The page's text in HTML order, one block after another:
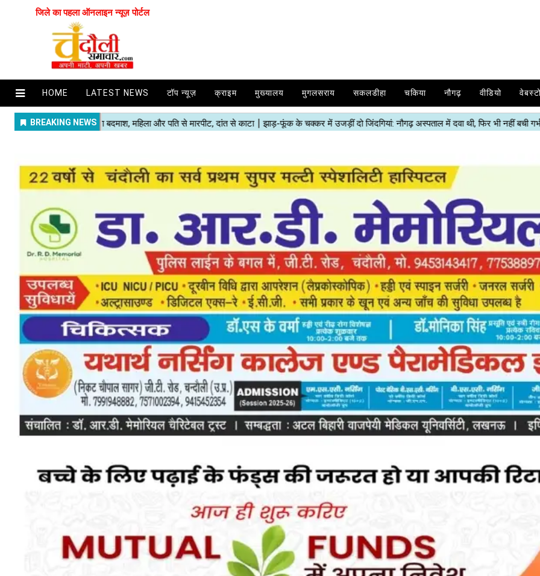
जिले का पहला ऑनलाइन न्यूज़ पोर्टल
HOME LATEST NEWS टॉप न्यूज़ क्राइम मुख्यालय मुगलसराय सकलडीहा चकिया नौगढ़ वीडियो